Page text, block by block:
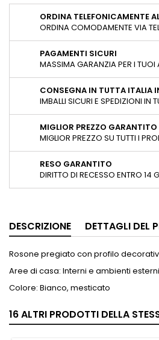
ORDINA TELEFONICAMENTE
ORDINA COMODAMENTE VIA
PAGAMENTI SICURI
MASSIMA GARANZIA PER I TUOI
CONSEGNA IN TUTTA ITALIA
IMBALLI SICURI E SPEDIZIONI IN
MIGLIOR PREZZO GARANTITO
MIGLIOR PREZZO SU TUTTI I
RESO GARANTITO
DIRITTO DI RECESSO ENTRO 14
DESCRIZIONE DETTAGLI DEL
Rosone pregiato con profilo
Aree di casa: Interni e ambienti esterni
Colore: Bianco, mesticato
16 ALTRI PRODOTTI DELLA